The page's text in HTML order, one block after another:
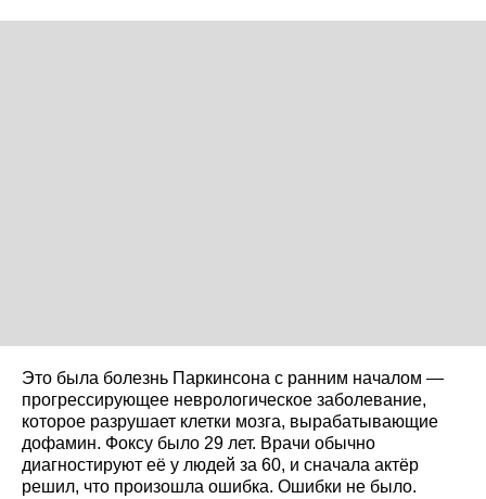
Это была болезнь Паркинсона с ранним началом —
прогрессирующее неврологическое заболевание,
которое разрушает клетки мозга, вырабатывающие
дофамин. Фоксу было 29 лет. Врачи обычно
диагностируют её у людей за 60, и сначала актёр
решил, что произошла ошибка. Ошибки не было.